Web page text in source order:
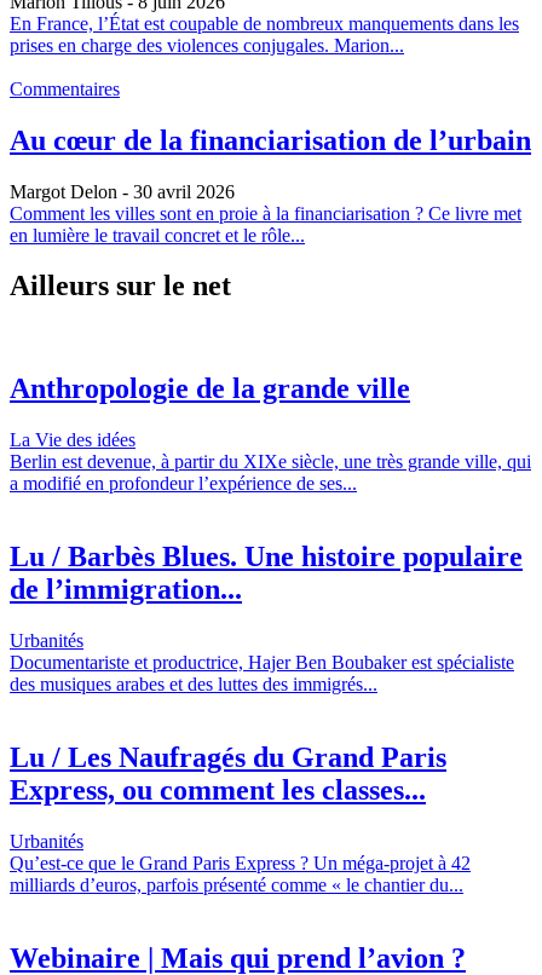
En France, l’État est coupable de nombreux manquements dans les
prises en charge des violences conjugales. Marion...
Commentaires
Au cœur de la financiarisation de l’urbain
Margot Delon - 30 avril 2026
Comment les villes sont en proie à la financiarisation ? Ce livre met
en lumière le travail concret et le rôle...
Ailleurs sur le net
Anthropologie de la grande ville
La Vie des idées
Berlin est devenue, à partir du XIXe siècle, une très grande ville, qui
a modifié en profondeur l’expérience de ses...
Lu / Barbès Blues. Une histoire populaire
de l’immigration...
Urbanités
Documentariste et productrice, Hajer Ben Boubaker est spécialiste
des musiques arabes et des luttes des immigrés...
Lu / Les Naufragés du Grand Paris
Express, ou comment les classes...
Urbanités
Qu’est-ce que le Grand Paris Express ? Un méga-projet à 42
milliards d’euros, parfois présenté comme « le chantier du...
Webinaire | Mais qui prend l’avion ?